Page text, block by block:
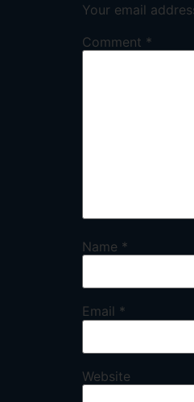
Your email
Comment *
Name *
Email *
Website